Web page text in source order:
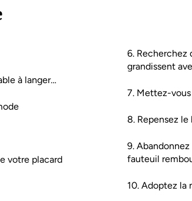
à langer…
votre placard
6. Recherchez
grandissent
7. Mettez-
8. Repensez le
9.
fauteuil
10. Adoptez la